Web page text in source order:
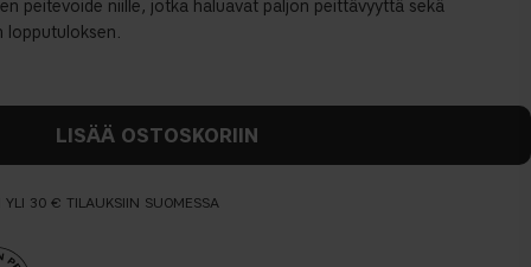
peitevoide niille, jotka haluavat paljon peittävyyttä sekä
lopputuloksen.
LISÄÄ OSTOSKORIIN
YLI 30 € TILAUKSIIN SUOMESSA